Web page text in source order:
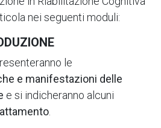
nei seguenti moduli:
le
e manifestazioni delle
e si indicheranno alcuni